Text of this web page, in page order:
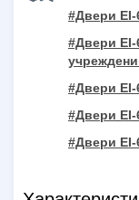
#Двери EI-
#Двери
#Двери
#Двери
#Двери